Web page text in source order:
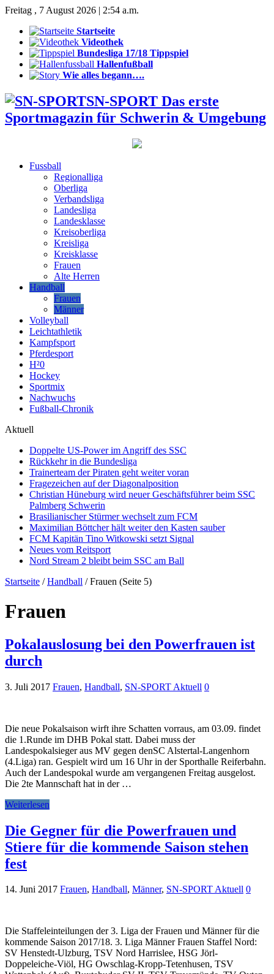
Freitag , 7 August 2026 | 2:54 a.m.
Startseite
Videothek
Bundesliga 17/18 Tippspiel
Hallenfußball
Wie alles begann….
SN-SPORT Das erste
Sportmagazin für Schwerin & Umgebung
Fussball
Regionalliga
Oberliga
Verbandsliga
Landesliga
Landesklasse
Kreisoberliga
Kreisliga
Kreisklasse
Frauen
Alte Herren
Handball
Frauen
Männer
Volleyball
Leichtathletik
Kampfsport
Pferdesport
H²0
Hockey
Sportmix
Nachwuchs
Fußball-Chronik
Aktuell
Doppelte US-Power im Angriff des SSC
Rückkehr in die Bundesliga
Trainerteam der Piraten geht weiter voran
Fragezeichen auf der Diagonalposition
Christian Hüneburg wird neuer Geschäftsführer beim SSC
Palmberg Schwerin
Brasilianischer Stürmer wechselt zum FCM
Maximilian Böttcher hält weiter den Kasten sauber
FCM Kapitän Tino Witkowski setzt Signal
Neues vom Reitsport
Nord Stream 2 bleibt beim SSC am Ball
Startseite / Handball / Frauen (Seite 5)
Frauen
Pokalauslosung bei den Powerfrauen ist
durch
3. Juli 2017 Frauen, Handball, SN-SPORT Aktuell 0
Die neue Pokalsaison wirft ihre Schatten vorraus, am 03.09. findet
die 1.Runde im DHB Pokal statt. Dabei muss der
Landespokalsieger aus MV gegen denSC Alstertal-Langenhorn
(4.Liga) ran. Gespielt wird um 16 Uhr in der Sporthalle Reiferbahn.
Auch der Landespokal wurde am vergangenen Freitag ausgelost.
Die 2te Mannschaft hat in der …
Weiterlesen
Die Gegner für die Powerfrauen und
Stiere für die kommende Saison stehen
fest
14. Juni 2017 Frauen, Handball, Männer, SN-SPORT Aktuell 0
Die Staffeleinteilungen der 3. Liga der Frauen und Männer für die
kommende Saison 2017/18. 3. Liga Männer Frauen Staffel Nord:
SV Henstedt-Ulzburg, TSV Nord Harrislee, HSG Jörl-
Doppeleiche-Viöl, HG Owschlag-Kropp-Tetenhusen, TSV